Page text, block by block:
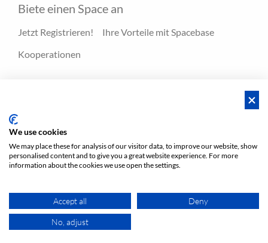
Biete einen Space an
Jetzt Registrieren!
Ihre Vorteile mit Spacebase
Kooperationen
AGBs Privatsphäre AGBs/ Impressum
Sitemap
We use cookies
We may place these for analysis of our visitor data, to improve our website, show
personalised content and to give you a great website experience. For more
information about the cookies we use open the settings.
Accept all Deny
No, adjust